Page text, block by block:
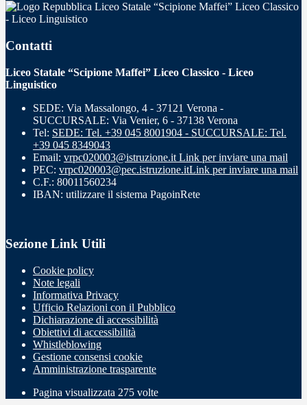
Liceo Statale “Scipione Maffei” Liceo Classico
- Liceo Linguistico
Contatti
Liceo Statale “Scipione Maffei” Liceo Classico - Liceo
Linguistico
SEDE: Via Massalongo, 4 - 37121 Verona -
SUCCURSALE: Via Venier, 6 - 37138 Verona
Tel: SEDE: Tel. +39 045 8001904 - SUCCURSALE: Tel.
+39 045 8349043
Email: vrpc020003@istruzione.it Link per inviare una mail
PEC: vrpc020003@pec.istruzione.itLink per inviare una mail
C.F.: 80011560234
IBAN: utilizzare il sistema PagoinRete
Sezione Link Utili
Cookie policy
Note legali
Informativa Privacy
Ufficio Relazioni con il Pubblico
Dichiarazione di accessibilità
Obiettivi di accessibilità
Whistleblowing
Gestione consensi cookie
Amministrazione trasparente
Pagina visualizzata 275 volte